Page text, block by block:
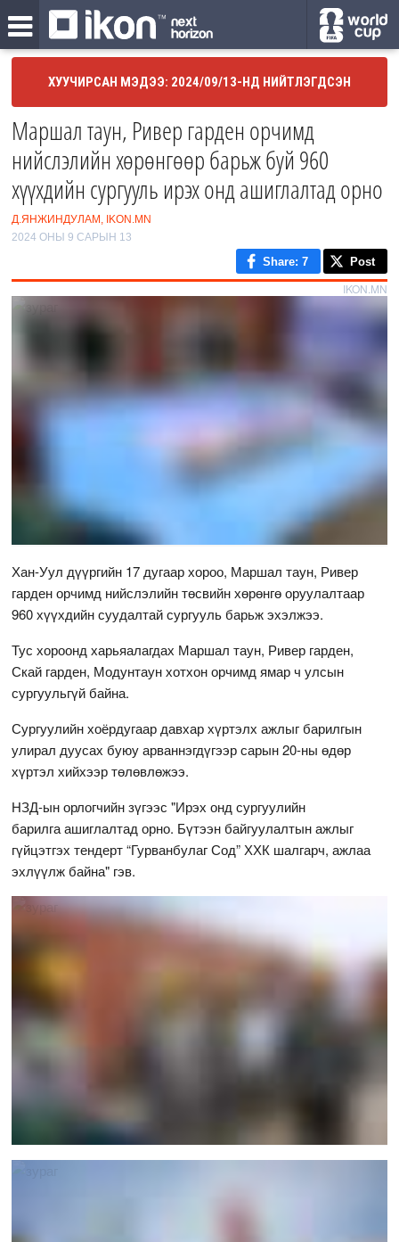
ХУУЧИРСАН МЭДЭЭ: 2024/09/13-НД НИЙТЛЭГДСЭН
Маршал таун, Ривер гарден орчимд
нийслэлийн хөрөнгөөр барьж буй 960
хүүхдийн сургууль ирэх онд ашиглалтад орно
Д.ЯНЖИНДУЛАМ, IKON.MN
2024 ОНЫ 9 САРЫН 13
Share: 7 Post
IKON.MN
Хан-Уул дүүргийн 17 дугаар хороо, Маршал таун, Ривер
гарден орчимд нийслэлийн төсвийн хөрөнгө оруулалтаар
960 хүүхдийн суудалтай сургууль барьж эхэлжээ.
Тус хороонд харьяалагдах Маршал таун, Ривер гарден,
Скай гарден, Модунтаун хотхон орчимд ямар ч улсын
сургуульгүй байна.
Сургуулийн хоёрдугаар давхар хүртэлх ажлыг барилгын
улирал дуусах буюу арваннэгдүгээр сарын 20-ны өдөр
хүртэл хийхээр төлөвлөжээ.
НЗД-ын орлогчийн зүгээс "Ирэх онд сургуулийн
барилга ашиглалтад орно. Бүтээн байгуулалтын ажлыг
гүйцэтгэх тендерт“Гурванбулаг Сод” ХХК шалгарч, ажлаа
эхлүүлж байна" гэв.